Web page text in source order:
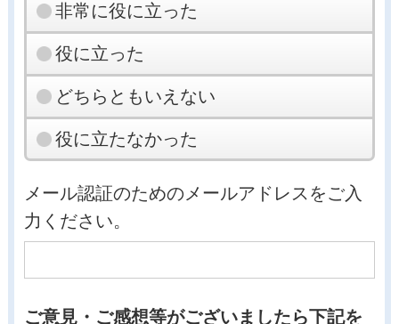
非常に役に立った
役に立った
どちらともいえない
役に立たなかった
メール認証のためのメールアドレスをご入
力ください。
ご意見・ご感想等がございましたら下記を